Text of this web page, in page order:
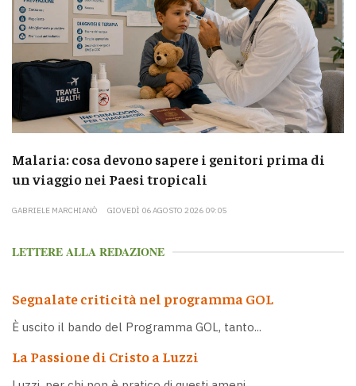
Malaria: cosa devono sapere i genitori prima di
un viaggio nei Paesi tropicali
GABRIELE MARCHIANÒ GIOVEDÌ 06 AGOSTO 2026 09:05
LETTERE ALLA REDAZIONE
Segnalate criticità nel programma GOL
È uscito il bando del Programma GOL, tanto...
La Passione di Cristo a Luzzi